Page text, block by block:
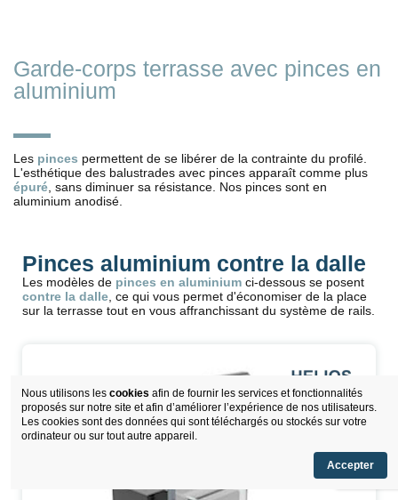
Garde-corps terrasse avec pinces en
aluminium
Les pinces permettent de se libérer de la contrainte du profilé.
L'esthétique des balustrades avec pinces apparaît comme plus
épuré , sans diminuer sa résistance. Nos pinces sont en
aluminium anodisé.
Pinces aluminium contre la dalle
Les modèles de pinces en aluminium ci-dessous se posent
contre la dalle , ce qui vous permet d'économiser de la place
sur la terrasse tout en vous affranchissant du système de rails.
Nous utilisons les cookies afin de fournir les services et fonctionnalités
proposés sur notre site et afin d’améliorer l’expérience de nos utilisateurs.
Les cookies sont des données qui sont téléchargés ou stockés sur votre
ordinateur ou sur tout autre appareil.
Accepter